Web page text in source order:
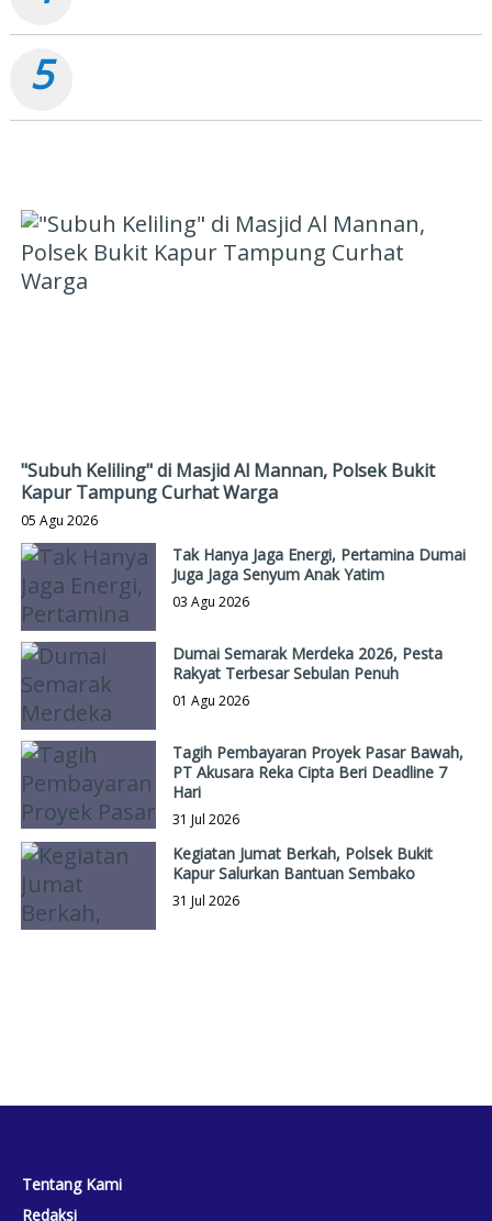
5
"Subuh Keliling" di Masjid Al Mannan, Polsek Bukit
Kapur Tampung Curhat Warga
05 Agu 2026
Tak Hanya Jaga Energi, Pertamina Dumai
Juga Jaga Senyum Anak Yatim
03 Agu 2026
Dumai Semarak Merdeka 2026, Pesta
Rakyat Terbesar Sebulan Penuh
01 Agu 2026
Tagih Pembayaran Proyek Pasar Bawah,
PT Akusara Reka Cipta Beri Deadline 7
Hari
31 Jul 2026
Kegiatan Jumat Berkah, Polsek Bukit
Kapur Salurkan Bantuan Sembako
31 Jul 2026
Tentang Kami
Redaksi